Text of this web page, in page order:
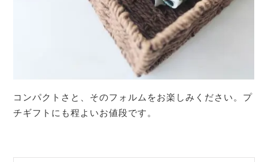
コンパクトさと、そのフォルムをお楽しみください。プ
チギフトにも程よいお値段です。